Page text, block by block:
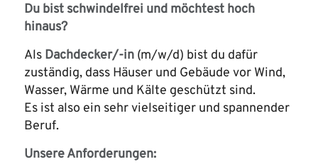
Du bist schwindelfrei und möchtest hoch
hinaus?
Als Dachdecker/-in(m/w/d) bist du dafür
zuständig, dass Häuser und Gebäude vor Wind,
Wasser, Wärme und Kälte geschützt sind.
Es ist also ein sehr vielseitiger und spannender
Beruf.
Unsere Anforderungen: